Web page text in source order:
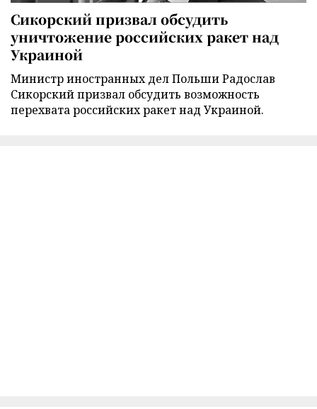
Сикорский призвал обсудить
уничтожение российских ракет над
Украиной
Министр иностранных дел Польши Радослав
Сикорский призвал обсудить возможность
перехвата российских ракет над Украиной.